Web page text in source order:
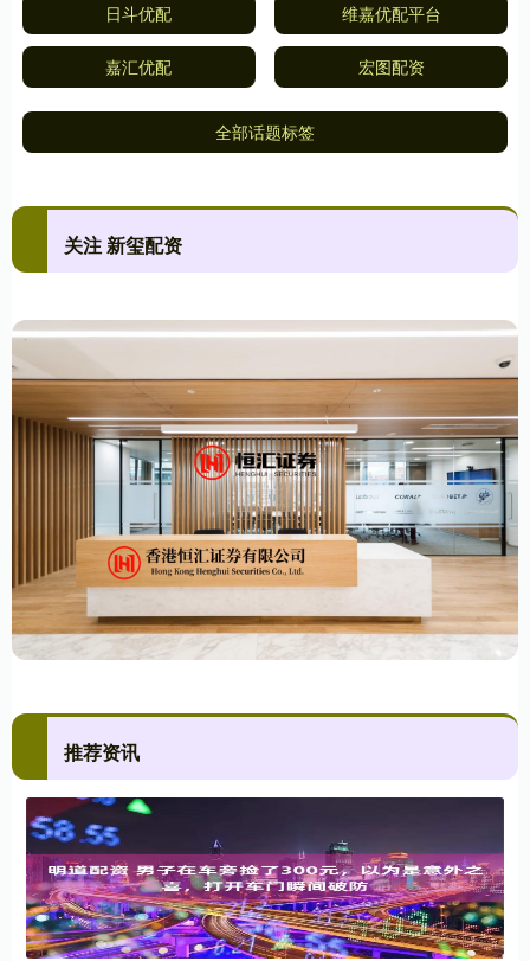
日斗优配 维嘉优配平台
嘉汇优配 宏图配资
全部话题标签
关注 新玺配资
推荐资讯